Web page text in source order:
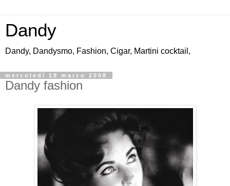
Dandy
Dandy, Dandysmo, Fashion, Cigar, Martini cocktail,
mercoledì 19 marzo 2008
Dandy fashion